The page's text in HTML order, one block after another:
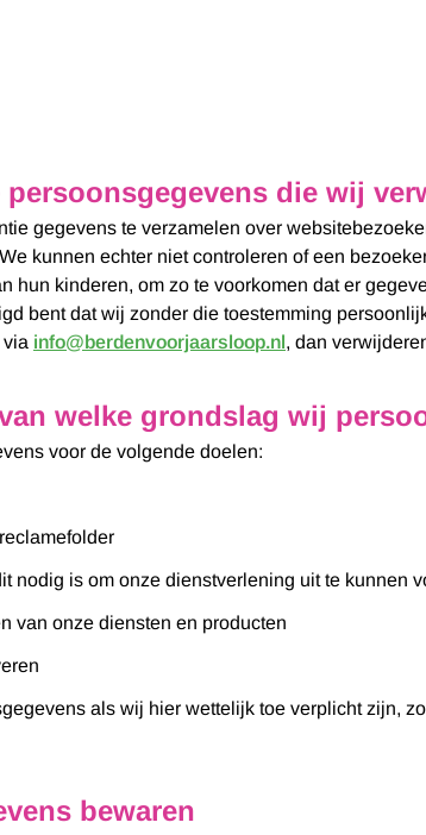
die wij
gegevens te verzamelen over
kunnen echter niet controleren of een
hun kinderen, om zo te voorkomen dat er
bent dat wij zonder die toestemming
info@berdenvoorjaarsloop.nl, dan
welke grondslag wij
voor de volgende doelen:
nodig is om onze dienstverlening uit te kunnen
van onze diensten en producten
als wij hier wettelijk toe verplicht zijn,
bewaren